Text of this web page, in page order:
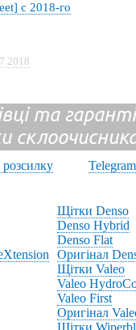
с 2018-го
2018
та
Telegram
Щітки Denso
Denso Hybrid
Denso Flat
Оригінал
Щітки Valeo
Valeo
Valeo First
Оригінал
Щітки